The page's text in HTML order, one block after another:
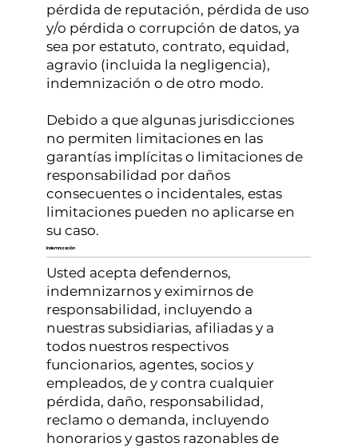
pérdida de reputación, pérdida de uso
y/o pérdida o corrupción de datos, ya
sea por estatuto, contrato, equidad,
agravio (incluida la negligencia),
indemnización o de otro modo.
Debido a que algunas jurisdicciones
no permiten limitaciones en las
garantías implícitas o limitaciones de
responsabilidad por daños
consecuentes o incidentales, estas
limitaciones pueden no aplicarse en
su caso.
Indemnización
Usted acepta defendernos,
indemnizarnos y eximirnos de
responsabilidad, incluyendo a
nuestras subsidiarias, afiliadas y a
todos nuestros respectivos
funcionarios, agentes, socios y
empleados, de y contra cualquier
pérdida, daño, responsabilidad,
reclamo o demanda, incluyendo
honorarios y gastos razonables de